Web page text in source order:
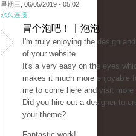
星期三, 06/05/2019 - 05:02
永久连接
冒个泡吧！ | 泡泡
I'm truly enjoying the design
of your website.
It's a very easy on the eyes
makes it much more enjoyable
me to come here and visit more
Did you hire out a designer to
your theme?